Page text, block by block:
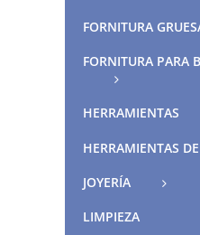
FORNITURA
FORNITURA PARA
HERRAMIENTAS
HERRAMIENTAS
JOYERÍA
LIMPIEZA